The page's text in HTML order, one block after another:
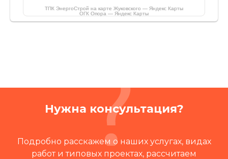
ТПК ЭнергоСтрой на карте Жуковского — Яндекс Карты
ОГК Опора — Яндекс Карты
Нужна консультация?
Подробно расскажем о наших услугах, видах
работ и типовых проектах, рассчитаем